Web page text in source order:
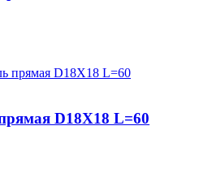
D18X18 L=60